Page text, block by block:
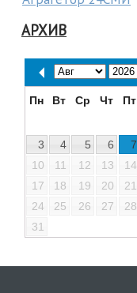
АРХИВ
Пн Вт Ср Чт Пт
3
4 5 6 7
10
11 12 13 14
17
18 19 20 21
24
25 26 27 28
31